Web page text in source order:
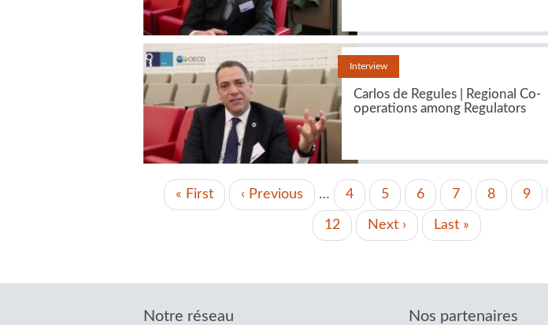
Interview
Carlos de Regules | Regional Co-
operations among Regulators
PAGINATION
Première
« First
Page
précédente
‹ Previous … Page
4 Page
5 Page
6 Page
7 Page
8
Page
9
Page
12
Page
Next ›
Dernière
Last »
Notre réseau Nos partenaires